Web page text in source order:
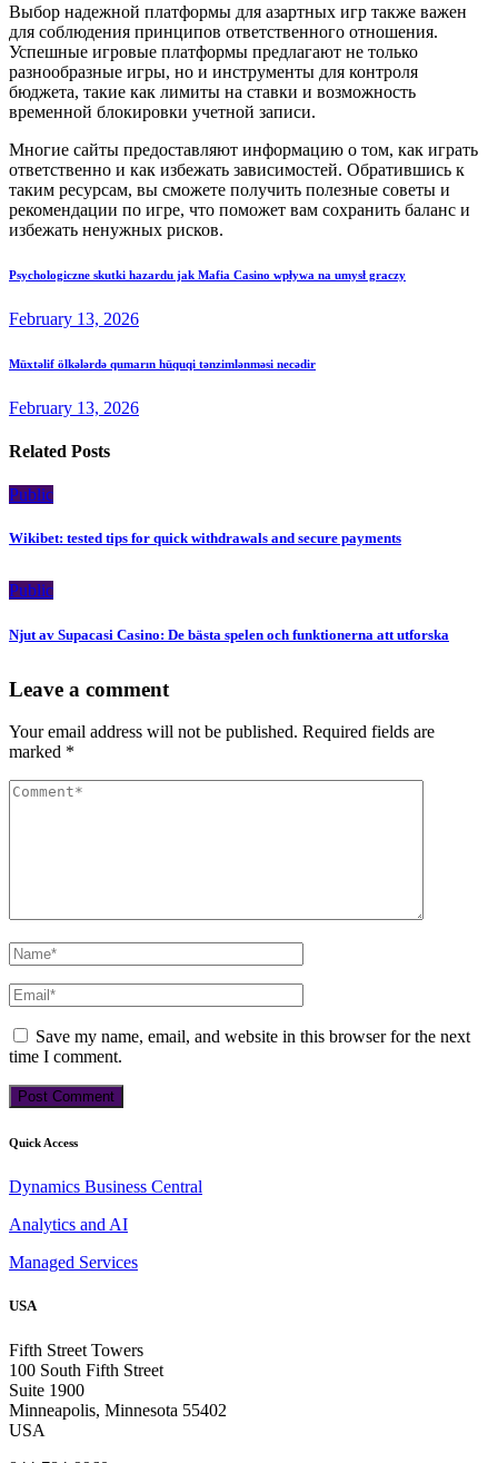
Выбор надежной платформы для азартных игр также важен
для соблюдения принципов ответственного отношения.
Успешные игровые платформы предлагают не только
разнообразные игры, но и инструменты для контроля
бюджета, такие как лимиты на ставки и возможность
временной блокировки учетной записи.
Многие сайты предоставляют информацию о том, как играть
ответственно и как избежать зависимостей. Обратившись к
таким ресурсам, вы сможете получить полезные советы и
рекомендации по игре, что поможет вам сохранить баланс и
избежать ненужных рисков.
Psychologiczne skutki hazardu jak Mafia Casino wpływa na umysł graczy
February 13, 2026
Müxtəlif ölkələrdə qumarın hüquqi tənzimlənməsi necədir
February 13, 2026
Related Posts
Public
Wikibet: tested tips for quick withdrawals and secure payments
Public
Njut av Supacasi Casino: De bästa spelen och funktionerna att utforska
Leave a comment
Your email address will not be published. Required fields are
marked *
Save my name, email, and website in this browser for the next
time I comment.
Quick Access
Dynamics Business Central
Analytics and AI
Managed Services
USA
Fifth Street Towers
100 South Fifth Street
Suite 1900
Minneapolis, Minnesota 55402
USA